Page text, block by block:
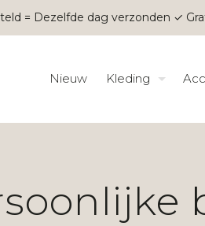
= Dezelfde dag verzonden ✓
Nieuw Kleding